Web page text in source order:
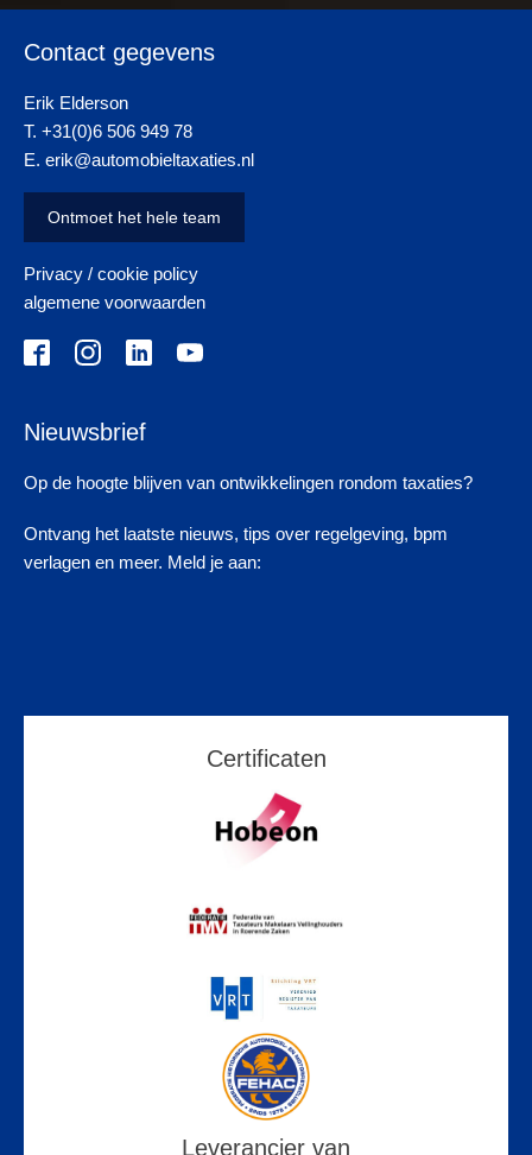
Contact gegevens
Erik Elderson
T. +31(0)6 506 949 78
E. erik@automobieltaxaties.nl
Ontmoet het hele team
Privacy / cookie policy
algemene voorwaarden
Nieuwsbrief
Op de hoogte blijven van ontwikkelingen rondom taxaties?
Ontvang het laatste nieuws, tips over regelgeving, bpm
verlagen en meer. Meld je aan:
Certificaten
Leverancier van